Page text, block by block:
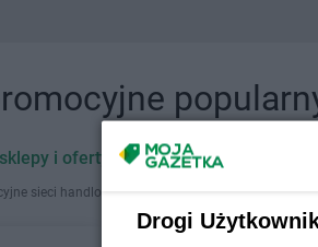
sklepy i oferty promocyjne
sieci handlowych, które działają w Polsce.
Drogi